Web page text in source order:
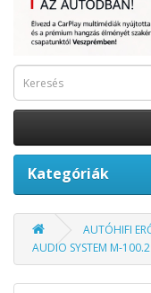
Kategóriák
AUTÓHIFI
AUDIO SYSTEM M-